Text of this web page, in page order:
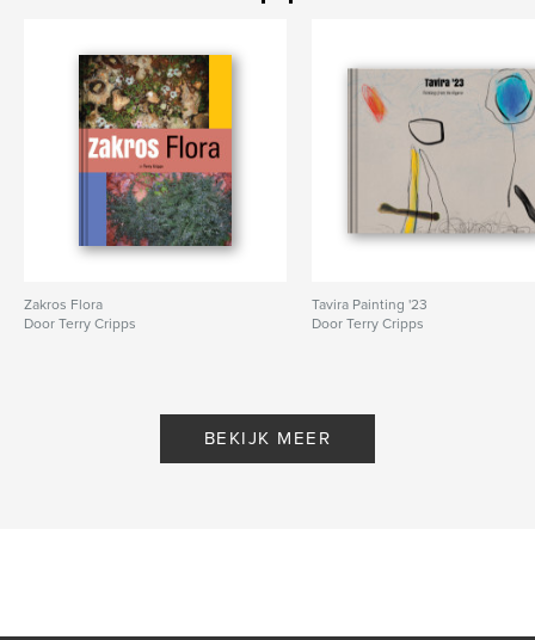
Zakros Flora
Door Terry Cripps
Tavira Painting '23
Door Terry Cripps
BEKIJK MEER